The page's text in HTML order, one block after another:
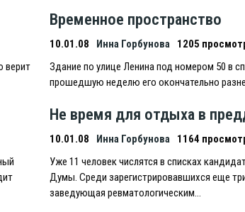
верит
Временное пространство
10.01.08 Инна Горбунова
1205
Здание по улице Ленина под номером 50 в
прошедшую неделю его окончательно
Не время для отдыха в
10.01.08 Инна Горбунова
1164
Уже 11 человек числятся в списках
Думы. Среди зарегистрировавшихся еще
заведующая ревматологическим…